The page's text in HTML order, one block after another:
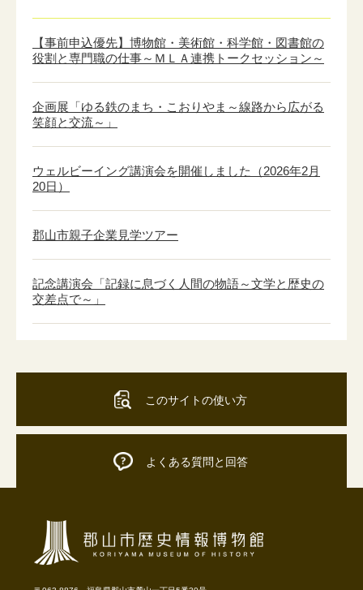
【事前申込優先】博物館・美術館・科学館・図書館の
役割と専門職の仕事～ＭＬＡ連携トークセッション～
企画展「ゆる鉄のまち・こおりやま～線路から広がる
笑顔と交流～」
ウェルビーイング講演会を開催しました（2026年2月
20日）
郡山市親子企業見学ツアー
記念講演会「記録に息づく人間の物語～文学と歴史の
交差点で～」
このサイトの使い方
よくある質問と回答